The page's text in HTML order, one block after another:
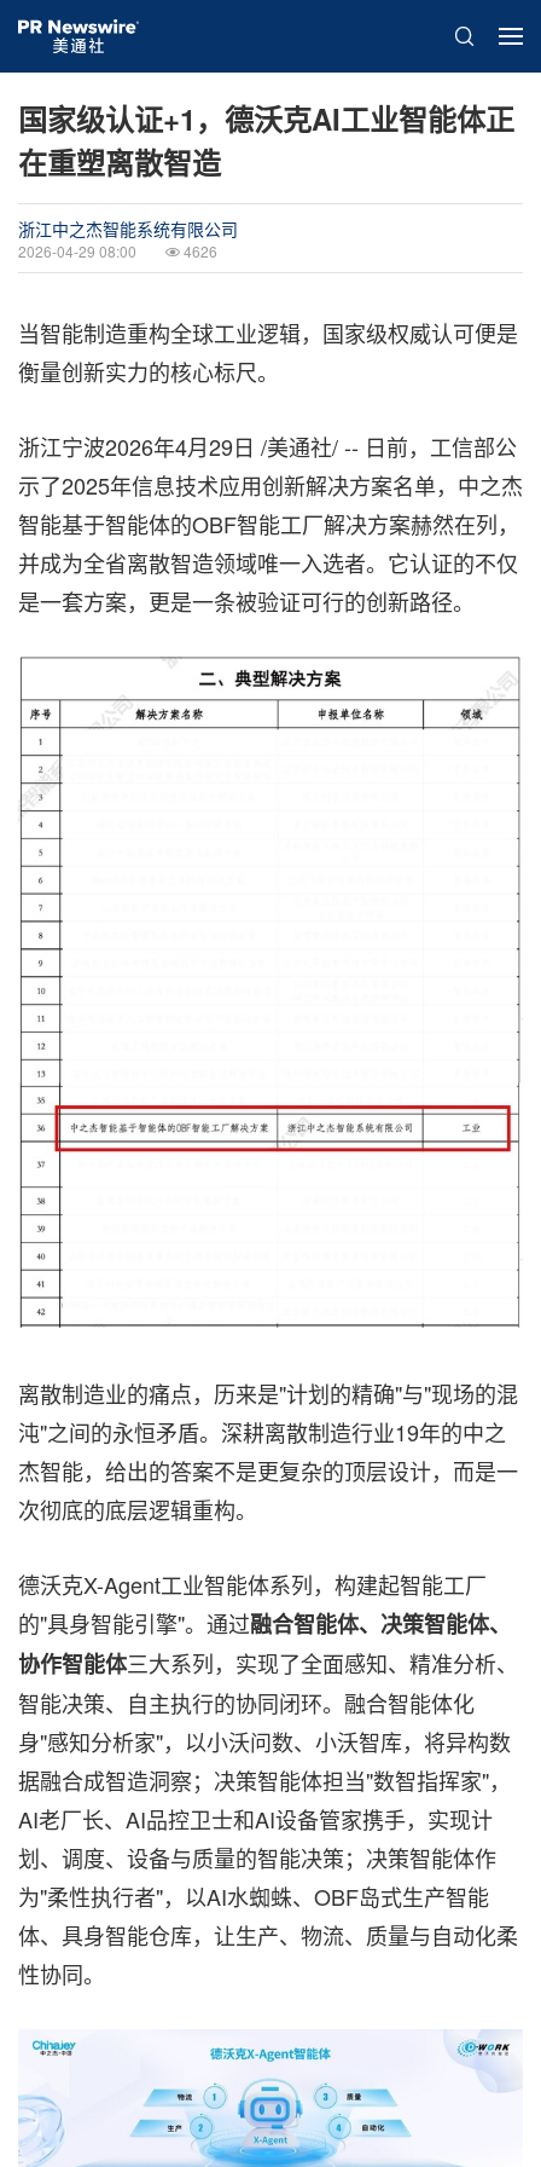
国家级认证+1，德沃克AI工业智能体正
在重塑离散智造
浙江中之杰智能系统有限公司
2026-04-29 08:00 4626
当智能制造重构全球工业逻辑，国家级权威认可便是
衡量创新实力的核心标尺。
浙江宁波2026年4月29日 /美通社/ -- 日前，工信部公
示了2025年信息技术应用创新解决方案名单，中之杰
智能基于智能体的OBF智能工厂解决方案赫然在列，
并成为全省离散智造领域唯一入选者。它认证的不仅
是一套方案，更是一条被验证可行的创新路径。
离散制造业的痛点，历来是"计划的精确"与"现场的混
沌"之间的永恒矛盾。深耕离散制造行业19年的中之
杰智能，给出的答案不是更复杂的顶层设计，而是一
次彻底的底层逻辑重构。
德沃克X-Agent工业智能体系列，构建起智能工厂
的"具身智能引擎"。通过融合智能体、决策智能体、
协作智能体三大系列，实现了全面感知、精准分析、
智能决策、自主执行的协同闭环。融合智能体化
身"感知分析家"，以小沃问数、小沃智库，将异构数
据融合成智造洞察；决策智能体担当"数智指挥家"，
AI老厂长、AI品控卫士和AI设备管家携手，实现计
划、调度、设备与质量的智能决策；决策智能体作
为"柔性执行者"，以AI水蜘蛛、OBF岛式生产智能
体、具身智能仓库，让生产、物流、质量与自动化柔
性协同。